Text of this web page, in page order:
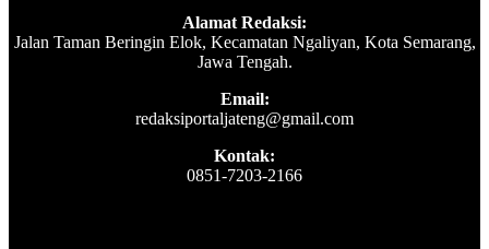
Alamat Redaksi:
Jalan Taman Beringin Elok, Kecamatan Ngaliyan, Kota Semarang,
Jawa Tengah.
Email:
redaksiportaljateng@gmail.com
Kontak:
0851-7203-2166